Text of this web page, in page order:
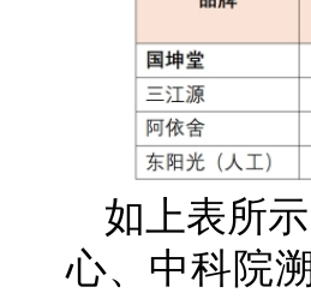
如上表所
心、中科院